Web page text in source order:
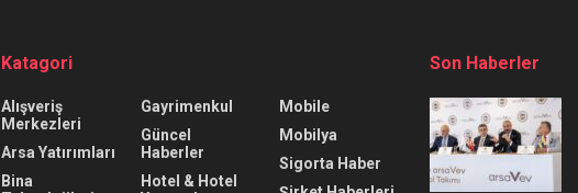
Katagori
Alışveriş
Merkezleri
Arsa Yatırımları
Bina
Gayrimenkul
Güncel
Haberler
Hotel & Hotel
Mobile
Mobilya
Sigorta Haber
Son Haberler